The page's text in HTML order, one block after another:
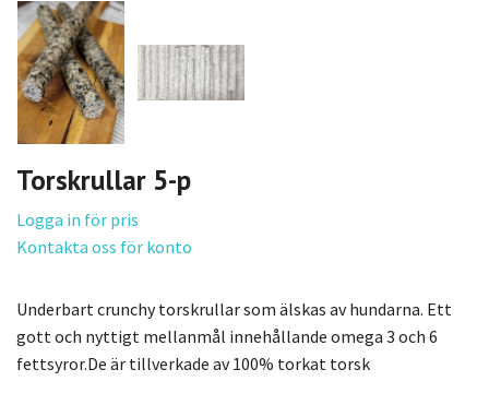
Torskrullar 5-p
Logga in för pris
Kontakta oss för konto
Underbart crunchy torskrullar som älskas av hundarna. Ett
gott och nyttigt mellanmål innehållande omega 3 och 6
fettsyror.De är tillverkade av 100% torkat torsk